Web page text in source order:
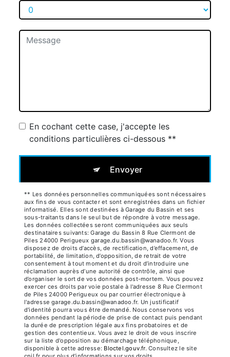
En cochant cette case, j'accepte les
conditions particulières ci-dessous **
Envoyer
** Les données personnelles communiquées sont nécessaires
aux fins de vous contacter et sont enregistrées dans un fichier
informatisé. Elles sont destinées à Garage du Bassin et ses
sous-traitants dans le seul but de répondre à votre message.
Les données collectées seront communiquées aux seuls
destinataires suivants: Garage du Bassin 8 Rue Clermont de
Piles 24000 Perigueux garage.du.bassin@wanadoo.fr. Vous
disposez de droits d’accès, de rectification, d’effacement, de
portabilité, de limitation, d’opposition, de retrait de votre
consentement à tout moment et du droit d’introduire une
réclamation auprès d’une autorité de contrôle, ainsi que
d’organiser le sort de vos données post-mortem. Vous pouvez
exercer ces droits par voie postale à l'adresse 8 Rue Clermont
de Piles 24000 Perigueux ou par courrier électronique à
l'adresse garage.du.bassin@wanadoo.fr. Un justificatif
d'identité pourra vous être demandé. Nous conservons vos
données pendant la période de prise de contact puis pendant
la durée de prescription légale aux fins probatoires et de
gestion des contentieux. Vous avez le droit de vous inscrire
sur la liste d'opposition au démarchage téléphonique,
disponible à cette adresse:
Bloctel.gouv.fr. Consultez le site